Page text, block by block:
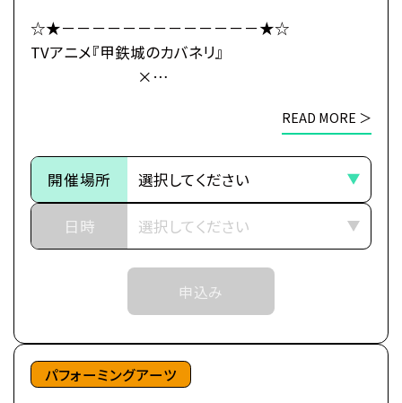
そのため、ご予約状況により、
抽選等の対応をさせていただく場合がございます。
※当日ご参加いただける方には校舎の職員より
予約確定のご連絡をいたします。
それまでは予約完了しておりませんので
予めご了承ください。
※中学生以上の方が対象となります。
©カバネリ製作委員会
☆★－－－－－－－－－－－－－★☆
TVアニメ『甲鉄城のカバネリ』
×
☆★－－－－－－－－－－－－－★☆
～イントロダクション～
その旅路の先に、新たな運命（さだめ）
世界中に産業革命の波が押し寄せ、
近世から近代に移り変わろうとした頃、
突如として不死の怪物が現れた。
後にカバネと呼ばれる事になるそれらは、
鋼鉄の皮膜に覆われた心臓を持ち、
噛んだ者までもカバネにしてしまう。
カバネは爆発的に増殖し、
READ MORE ＞
開催場所
日時
申込み
パフォーミングアーツ